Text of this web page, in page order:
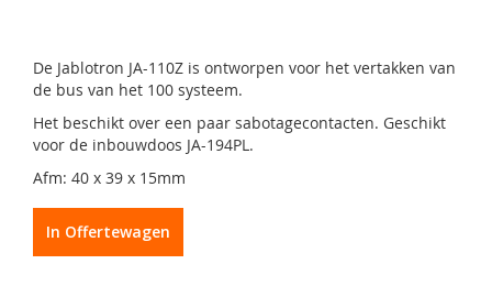
De Jablotron JA-110Z is ontworpen voor het vertakken van
de bus van het 100 systeem.
Het beschikt over een paar sabotagecontacten. Geschikt
voor de inbouwdoos JA-194PL.
Afm: 40 x 39 x 15mm
In Offertewagen